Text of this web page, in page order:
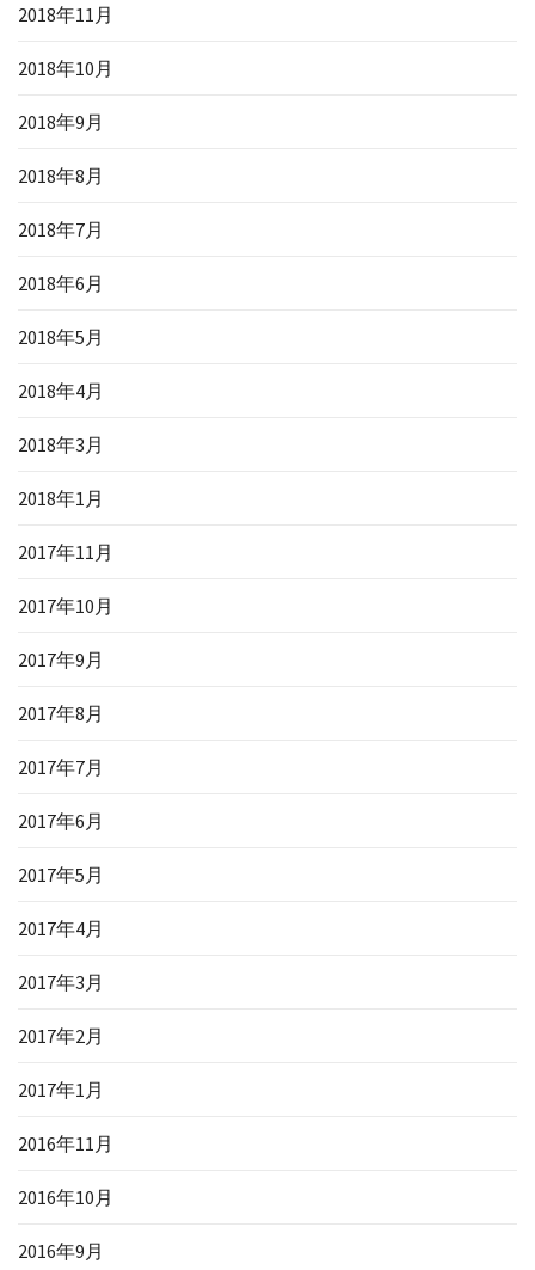
2018年11月
2018年10月
2018年9月
2018年8月
2018年7月
2018年6月
2018年5月
2018年4月
2018年3月
2018年1月
2017年11月
2017年10月
2017年9月
2017年8月
2017年7月
2017年6月
2017年5月
2017年4月
2017年3月
2017年2月
2017年1月
2016年11月
2016年10月
2016年9月